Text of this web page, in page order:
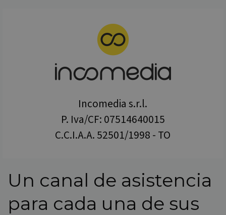
Incomedia s.r.l.
P. Iva/CF: 07514640015
C.C.I.A.A. 52501/1998 - TO
Un canal de asistencia
para cada una de sus